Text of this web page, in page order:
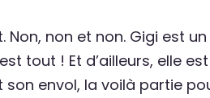
Non, non et non. Gigi est un
tout ! Et d’ailleurs, elle
envol, la voilà partie